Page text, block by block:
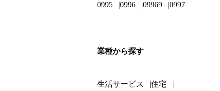
0995
0996 09969 0997
業種から探す
生活サービス 住宅